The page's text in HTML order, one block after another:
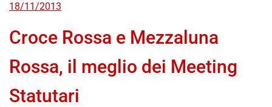
18/11/2013
Croce Rossa e Mezzaluna
Rossa, il meglio dei Meeting
Statutari